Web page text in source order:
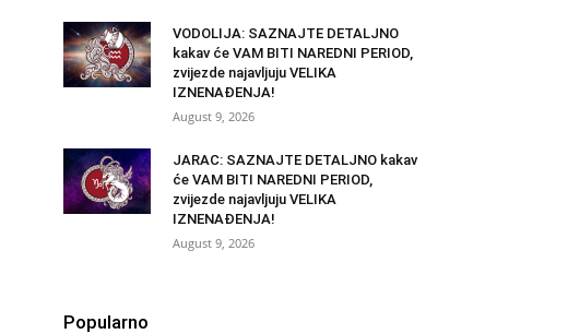
VODOLIJA: SAZNAJTE DETALJNO
kakav će VAM BITI NAREDNI PERIOD,
zvijezde najavljuju VELIKA
IZNENAĐENJA!
August 9, 2026
JARAC: SAZNAJTE DETALJNO kakav
će VAM BITI NAREDNI PERIOD,
zvijezde najavljuju VELIKA
IZNENAĐENJA!
August 9, 2026
Popularno